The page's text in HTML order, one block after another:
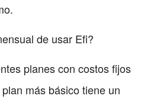
de usar Efi?
planes con costos fijos
más básico tiene un